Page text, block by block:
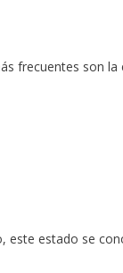
frecuentes son la
este estado se